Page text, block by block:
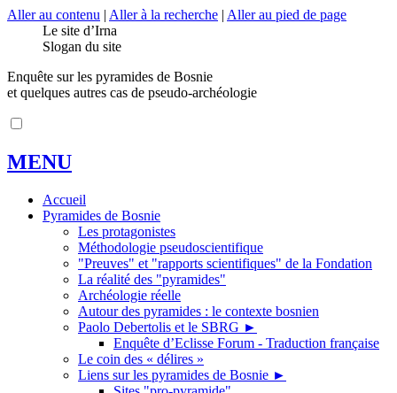
Aller au contenu | Aller à la recherche | Aller au pied de page
Le site d’Irna
Slogan du site
Enquête sur les pyramides de Bosnie
et quelques autres cas de pseudo-archéologie
MENU
Accueil
Pyramides de Bosnie
Les protagonistes
Méthodologie pseudoscientifique
"Preuves" et "rapports scientifiques" de la Fondation
La réalité des "pyramides"
Archéologie réelle
Autour des pyramides : le contexte bosnien
Paolo Debertolis et le SBRG ►
Enquête d’Eclisse Forum - Traduction française
Le coin des « délires »
Liens sur les pyramides de Bosnie ►